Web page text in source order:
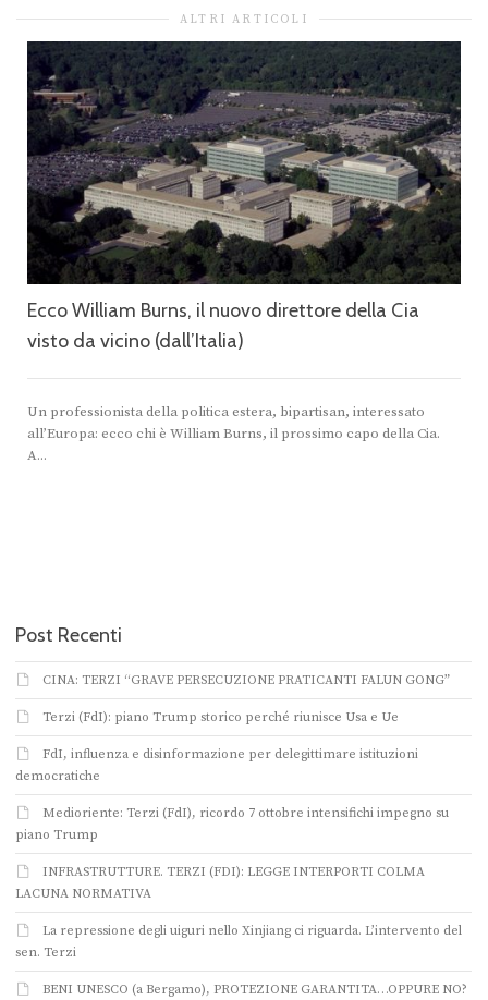
ALTRI ARTICOLI
Ecco William Burns, il nuovo direttore della Cia
visto da vicino (dall’Italia)
Un professionista della politica estera, bipartisan, interessato
all’Europa: ecco chi è William Burns, il prossimo capo della Cia.
A...
Post Recenti
CINA: TERZI “GRAVE PERSECUZIONE PRATICANTI FALUN GONG”
Terzi (FdI): piano Trump storico perché riunisce Usa e Ue
FdI, influenza e disinformazione per delegittimare istituzioni
democratiche
Medioriente: Terzi (FdI), ricordo 7 ottobre intensifichi impegno su
piano Trump
INFRASTRUTTURE. TERZI (FDI): LEGGE INTERPORTI COLMA
LACUNA NORMATIVA
La repressione degli uiguri nello Xinjiang ci riguarda. L’intervento del
sen. Terzi
BENI UNESCO (a Bergamo), PROTEZIONE GARANTITA…OPPURE NO?